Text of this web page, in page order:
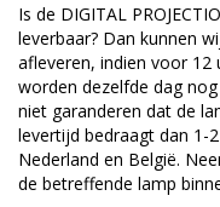
Is de DIGITAL
leverbaar? Dan kunnen
afleveren, indien voor 12
worden dezelfde dag
niet garanderen dat de
levertijd bedraagt dan 1-
Nederland en België.
de betreffende lamp